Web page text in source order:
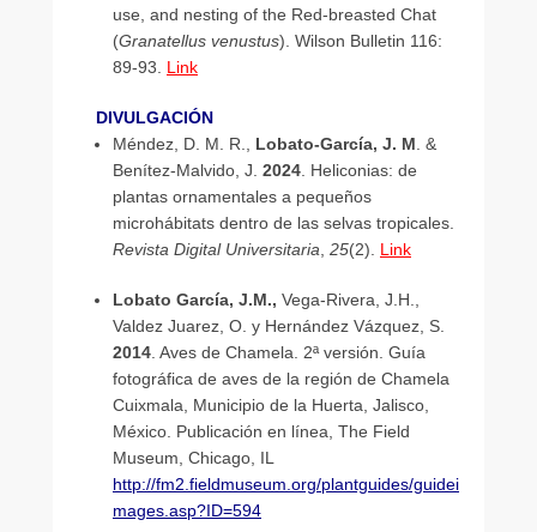
use, and nesting of the Red-breasted Chat
(Granatellus venustus). Wilson Bulletin 116:
89-93. Link
DIVULGACIÓN
Méndez, D. M. R., Lobato-García, J. M . &
Benítez-Malvido, J. 2024 . Heliconias: de
plantas ornamentales a pequeños
microhábitats dentro de las selvas tropicales.
Revista Digital Universitaria 25(2). Link
Lobato García, J.M., Vega-Rivera, J.H.,
Valdez Juarez, O. y Hernández Vázquez, S.
2014 . Aves de Chamela. 2ª versión. Guía
fotográfica de aves de la región de Chamela
Cuixmala, Municipio de la Huerta, Jalisco,
México. Publicación en línea, The Field
Museum, Chicago, IL
http://fm2.fieldmuseum.org/plantguides/guidei
mages.asp?ID=594